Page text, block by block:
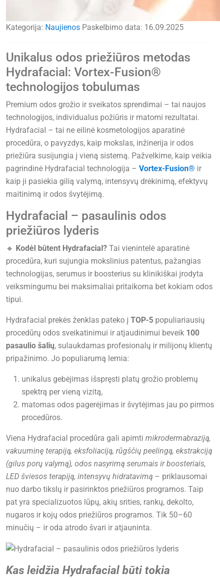
Kategorija: Naujienos Paskelbimo data: 16.09.2025
Unikalus odos priežiūros metodas
Hydrafacial: Vortex-Fusion®
technologijos tobulumas
Premium odos grožio ir sveikatos sprendimai – tai naujos
technologijos, individualus požiūris ir matomi rezultatai.
Hydrafacial – tai ne eilinė kosmetologijos aparatinė
procedūra, o pavyzdys, kaip mokslas, inžinerija ir odos
priežiūra susijungia į vieną sistemą. Pažvelkime, kaip veikia
pagrindinė Hydrafacial technologija – Vortex-Fusion® ir
kaip ji pasiekia gilią valymą, intensyvų drėkinimą, efektyvų
maitinimą ir odos švytėjimą.
Hydrafacial – pasaulinis odos
priežiūros lyderis
🔸 Kodėl būtent Hydrafacial? Tai vienintelė aparatinė
procedūra, kuri sujungia mokslinius patentus, pažangias
technologijas, serumus ir boosterius su klinikiškai įrodyta
veiksmingumu bei maksimaliai pritaikoma bet kokiam odos
tipui.
Hydrafacial prekės ženklas pateko į TOP-5 populiariausių
procedūrų odos sveikatinimui ir atjaudinimui beveik 100
pasaulio šalių, sulaukdamas profesionalų ir milijonų klientų
pripažinimo. Jo populiarumą lemia:
unikalus gebėjimas išspręsti platų grožio problemų
spektrą per vieną vizitą,
matomas odos pagerėjimas ir švytėjimas jau po pirmos
procedūros.
Viena Hydrafacial procedūra gali apimti mikrodermabraziją,
vakuuminę terapiją, eksfoliaciją, rūgščių peelingą, ekstrakciją
(gilus porų valymą), odos nasyrimą serumais ir boosteriais,
LED šviesos terapiją, intensyvų hidratavimą – priklausomai
nuo darbo tikslų ir pasirinktos priežiūros programos. Taip
pat yra specializuotos lūpų, akių srities, rankų, dekolto,
nugaros ir kojų odos priežiūros programos. Tik 50–60
minučių – ir oda atrodo švari ir atjauninta.
Kas leidžia Hydrafacial būti tokia